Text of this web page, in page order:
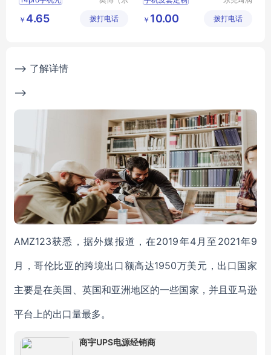
硅胶手机壳
硅橡胶制
￥ 4.65 拨打电话
皮套生产厂家
公司
￥ 10.00 拨打电话
--> 了解详情
-->
AMZ123获悉，据外媒报道，在2019年4月至2021年9
月，哥伦比亚的跨境出口额高达1950万美元，出口国家
主要是在美国、英国和亚洲地区的一些国家，并且亚马逊
平台上的出口量最多。
商宇UPS电源经销商